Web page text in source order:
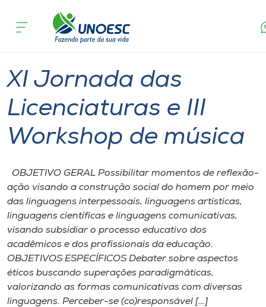
Cursos
Pesquisa
Atendimento ao Estudante
Portal de Ensino
A
Unoesc
Internacionalização
I.nova
acontece
XI Jornada das
Licenciaturas e III
Workshop de música
OBJETIVO GERAL Possibilitar momentos de reflexão-
ação visando a construção social do homem por meio
das linguagens interpessoais, linguagens artísticas,
linguagens científicas e linguagens comunicativas,
visando subsidiar o processo educativo dos
acadêmicos e dos profissionais da educação.
OBJETIVOS ESPECÍFICOS Debater sobre aspectos
éticos buscando superações paradigmáticas,
valorizando as formas comunicativas com diversas
linguagens. Perceber-se (co)responsável […]